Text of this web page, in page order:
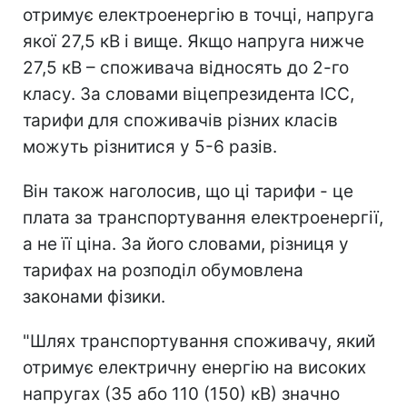
отримує електроенергію в точці, напруга
якої 27,5 кВ і вище. Якщо напруга нижче
27,5 кВ – споживача відносять до 2-го
класу. За словами віцепрезидента ICC,
тарифи для споживачів різних класів
можуть різнитися у 5-6 разів.
Він також наголосив, що ці тарифи - це
плата за транспортування електроенергії,
а не її ціна. За його словами, різниця у
тарифах на розподіл обумовлена
законами фізики.
"Шлях транспортування споживачу, який
отримує електричну енергію на високих
напругах (35 або 110 (150) кВ) значно